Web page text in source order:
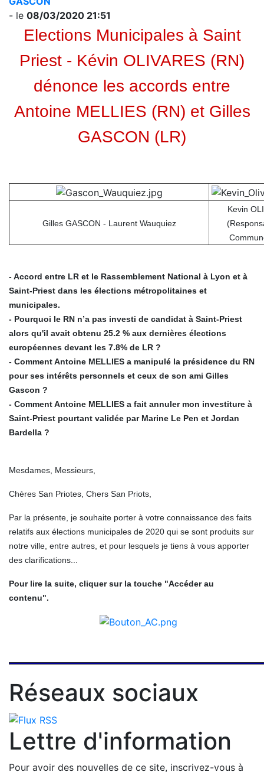
- le 08/03/2020 21:51
Elections Municipales à Saint
Priest - Kévin OLIVARES (RN)
dénonce les accords entre
Antoine MELLIES (RN) et Gilles
GASCON (LR)
Gilles GASCON - Laurent Wauquiez
Kevin
- Accord entre LR et le Rassemblement National à Lyon et à
Saint-Priest dans les élections métropolitaines et
municipales.
- Pourquoi le RN n’a pas investi de candidat à Saint-Priest
alors qu'il avait obtenu 25.2 % aux dernières élections
européennes devant les 7.8% de LR ?
- Comment Antoine MELLIES a manipulé la présidence du RN
pour ses intérêts personnels et ceux de son ami Gilles
Gascon ?
- Comment Antoine MELLIES a fait annuler mon investiture à
Saint-Priest pourtant validée par Marine Le Pen et Jordan
Bardella ?
Mesdames, Messieurs,
Chères San Priotes, Chers San Priots,
Par la présente, je souhaite porter à votre connaissance des faits
relatifs aux élections municipales de 2020 qui se sont produits sur
notre ville, entre autres, et pour lesquels je tiens à vous apporter
des clarifications...
Pour lire la suite, cliquer sur la touche "Accéder au
contenu".
Réseaux sociaux
Lettre d'information
Pour avoir des nouvelles de ce site, inscrivez-vous à